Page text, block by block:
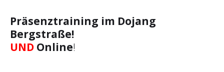
Präsenztraining im Dojang
Bergstraße!
UND Online!